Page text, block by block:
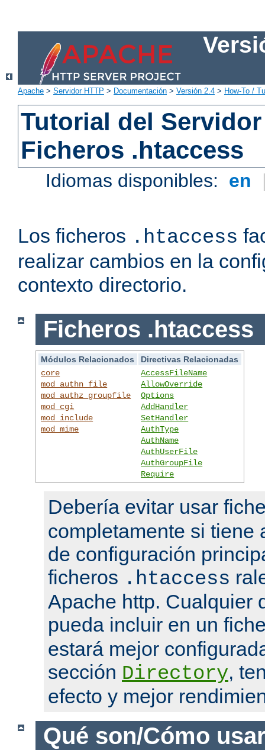
Apache > Servidor HTTP > Documentación > Versión 2.4 > How-To /
Tutorial del
Ficheros .htaccess
Idiomas disponibles: en
Los ficheros .htaccess
realizar cambios en la
contexto directorio.
Ficheros .htaccess
Módulos Relacionados
Directivas Relacionadas
core
mod_authn_file
mod_authz_groupfile
mod_cgi
mod_include
mod_mime
AccessFileName
AllowOverride
Options
AddHandler
SetHandler
AuthType
AuthName
AuthUserFile
AuthGroupFile
Require
Debería evitar usar
completamente si tiene
de configuración
ficheros .htaccess
Apache http. Cualquier
pueda incluir en un
estará mejor
sección Directory,
efecto y mejor
Qué son/Cómo